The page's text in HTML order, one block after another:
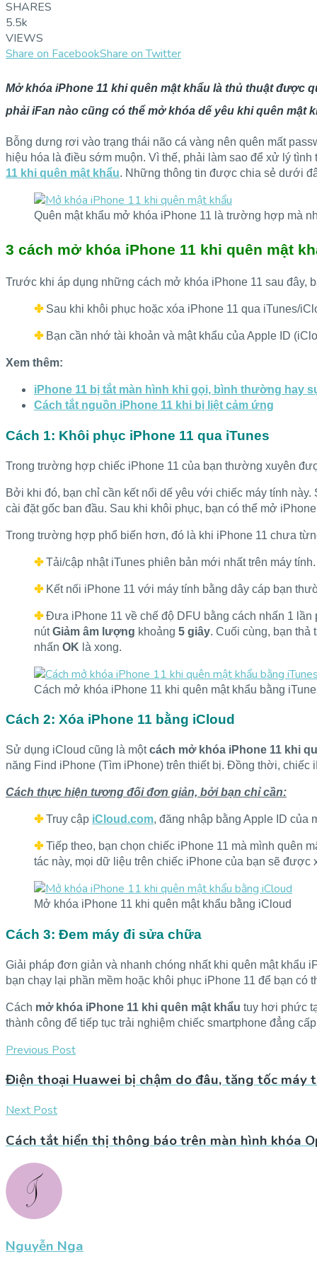
SHARES
5.5k
VIEWS
Share on FacebookShare on Twitter
Mở khóa iPhone 11 khi quên mật khẩu là thủ thuật được
phải iFan nào cũng có thể mở khóa dế yêu khi quên mật
Bỗng dưng rơi vào trạng thái não cá vàng nên quên mất
hiệu hóa là điều sớm muộn. Vì thế, phải làm sao để xử lý
11 khi quên mật khẩu. Những thông tin được chia sẻ dưới
Quên mật khẩu mở khóa iPhone 11 là trường hợp mà
3 cách mở khóa iPhone 11 khi quên mật
Trước khi áp dụng những cách mở khóa iPhone 11 sau đây,
✤Sau khi khôi phục hoặc xóa iPhone 11 qua iTunes/
✤ Bạn cần nhớ tài khoản và mật khẩu của Apple ID
Xem thêm:
iPhone 11 bị tắt màn hình khi gọi, bình thường hay
Cách tắt nguồn iPhone 11 khi bị liệt cảm ứng
Cách 1: Khôi phục iPhone 11 qua iTunes
Trong trường hợp chiếc iPhone 11 của bạn thường xuyên
Bởi khi đó, bạn chỉ cần kết nối dế yêu với chiếc máy tính
cài đặt gốc ban đầu. Sau khi khôi phục, bạn có thể mở
Trong trường hợp phổ biến hơn, đó là khi iPhone 11 chưa
✤ Tải/cập nhật iTunes phiên bản mới nhất trên máy tính.
✤ Kết nối iPhone 11 với máy tính bằng dây cáp bạn
✤Đưa iPhone 11 về chế độ DFU bằng cách nhấn 1 lần
nútGiảm âm lượng khoảng 5 giây. Cuối cùng, bạn thả
nhấn OK là xong.
Cách mở khóa iPhone 11 khi quên mật khẩu bằng
Cách 2: Xóa iPhone 11 bằng iCloud
Sử dụng iCloud cũng là mộtcách mở khóa iPhone 11 khi
năng Find iPhone (Tìm iPhone) trên thiết bị. Đồng thời,
Cách thực hiện tương đối đơn giản, bởi bạn chỉ cần:
✤Truy cập iCloud.com, đăng nhập bằng Apple ID của
✤Tiếp theo, bạn chọn chiếc iPhone 11 mà mình quên
tác này, mọi dữ liệu trên chiếc iPhone của bạn sẽ được
Mở khóa iPhone 11 khi quên mật khẩu bằng iCloud
Cách 3: Đem máy đi sửa chữa
Giải pháp đơn giản và nhanh chóng nhất khi quên mật khẩu
bạn chạy lại phần mềm hoặc khôi phục iPhone 11 để bạn
Cách mở khóa iPhone 11 khi quên mật khẩu tuy hơi phức
thành công để tiếp tục trải nghiệm chiếc smartphone đẳng
Previous Post
Điện thoại Huawei bị chậm do đâu, tăng tốc máy
Next Post
Cách tắt hiển thị thông báo trên màn hình khóa
Nguyễn Nga